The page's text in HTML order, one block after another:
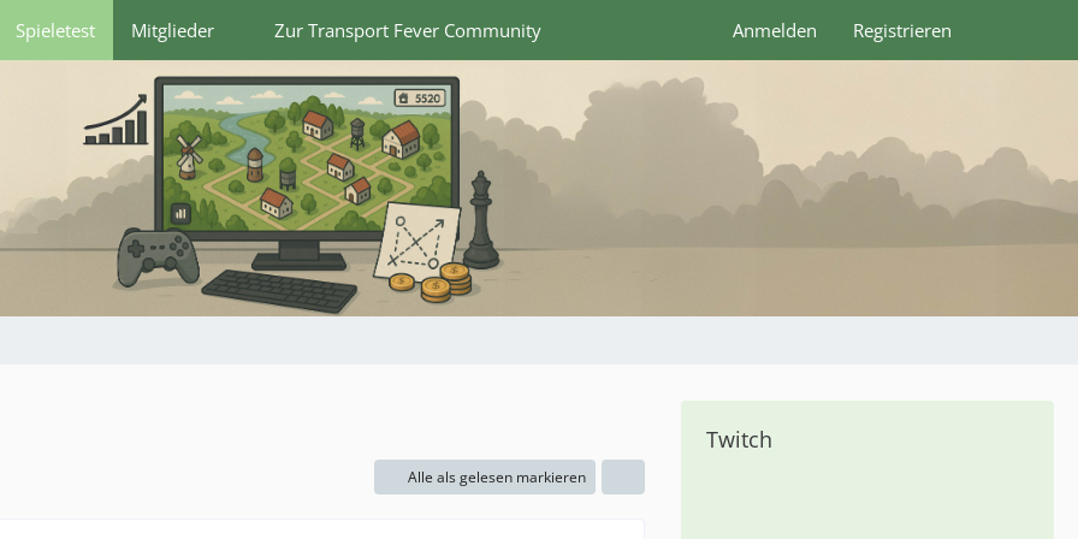
Spieletest Mitglieder Zur Transport Fever Community Anmelden Registrieren
Alle als gelesen markieren
Twitch